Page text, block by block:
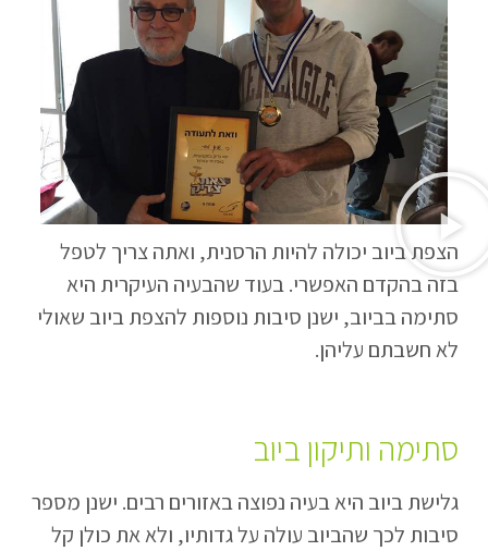
הצפת ביוב יכולה להיות הרסנית, ואתה צריך לטפל
בזה בהקדם האפשרי. בעוד שהבעיה העיקרית היא
סתימה בביוב, ישנן סיבות נוספות להצפת ביוב שאולי
לא חשבתם עליהן.
סתימה ותיקון ביוב
גלישת ביוב היא בעיה נפוצה באזורים רבים. ישנן מספר
סיבות לכך שהביוב עולה על גדותיו, ולא את כולן קל